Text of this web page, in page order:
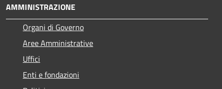
AMMINISTRAZIONE
Organi di Governo
Aree Amministrative
Uffici
Enti e fondazioni